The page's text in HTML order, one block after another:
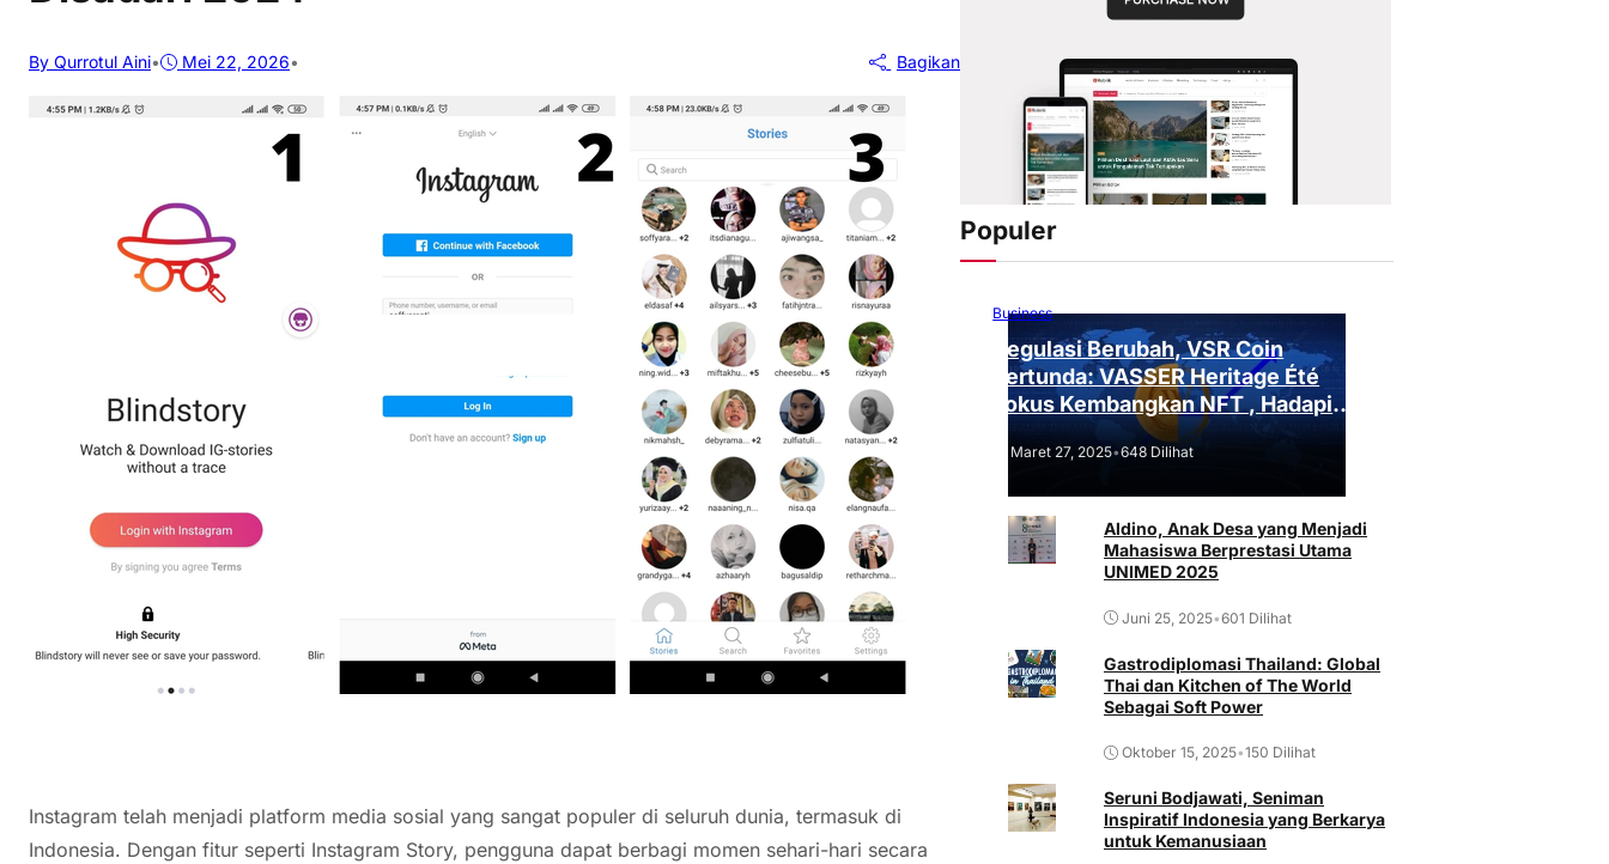
By Qurrotul Aini• Mei 22, 2026• Bagikan
Instagram telah menjadi platform media sosial yang sangat populer di seluruh dunia, termasuk di
Indonesia. Dengan fitur seperti Instagram Story, pengguna dapat berbagi momen sehari-hari secara
Populer
Business
Regulasi Berubah, VSR Coin
Tertunda: VASSER Heritage Été
Fokus Kembangkan NFT , Hadapi
Tantangan Regulasi!
Maret 27, 2025•648 Dilihat
Aldino, Anak Desa yang Menjadi
Mahasiswa Berprestasi Utama
UNIMED 2025
Juni 25, 2025•601 Dilihat
Gastrodiplomasi Thailand: Global
Thai dan Kitchen of The World
Sebagai Soft Power
Oktober 15, 2025•150 Dilihat
Seruni Bodjawati, Seniman
Inspiratif Indonesia yang Berkarya
untuk Kemanusiaan